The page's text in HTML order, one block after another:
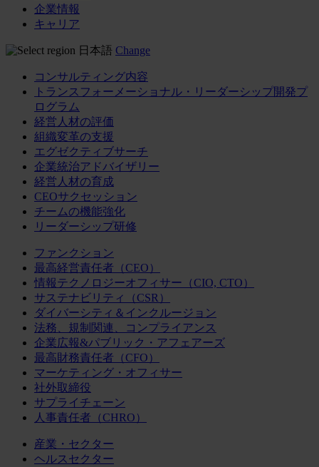
企業情報
キャリア
日本語 Change
コンサルティング内容
トランスフォーメーショナル・リーダーシップ開発プ
ログラム
経営人材の評価
組織変革の支援
エグゼクティブサーチ
企業統治アドバイザリー
経営人材の育成
CEOサクセッション
チームの機能強化
リーダーシップ研修
ファンクション
最高経営責任者（CEO）
情報テクノロジーオフィサー（CIO, CTO）
サステナビリティ（CSR）
ダイバーシティ＆インクルージョン
法務、規制関連、コンプライアンス
企業広報&パブリック・アフェアーズ
最高財務責任者（CFO）
マーケティング・オフィサー
社外取締役
サプライチェーン
人事責任者（CHRO）
産業・セクター
ヘルスセクター